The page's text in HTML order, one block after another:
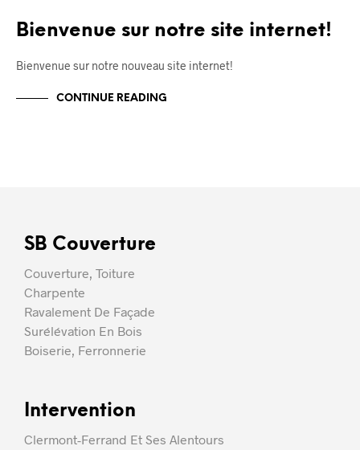
Bienvenue sur notre site internet!
Bienvenue sur notre nouveau site internet!
CONTINUE READING
SB Couverture
Couverture, Toiture
Charpente
Ravalement De Façade
Surélévation En Bois
Boiserie, Ferronnerie
Intervention
Clermont-Ferrand Et Ses Alentours